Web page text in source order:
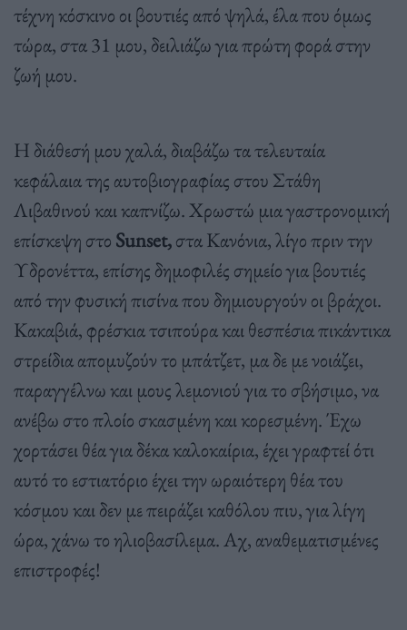
τέχνη κόσκινο οι βουτιές από ψηλά, έλα που όμως
τώρα, στα 31 μου, δειλιάζω για πρώτη φορά στην
ζωή μου.
Η διάθεσή μου χαλά, διαβάζω τα τελευταία
κεφάλαια της αυτοβιογραφίας στου Στάθη
Λιβαθινού και καπνίζω. Χρωστώ μια γαστρονομική
επίσκεψη στο Sunset,στα Κανόνια, λίγο πριν την
Υδρονέττα, επίσης δημοφιλές σημείο για βουτιές
από την φυσική πισίνα που δημιουργούν οι βράχοι.
Κακαβιά, φρέσκια τσιπούρα και θεσπέσια πικάντικα
στρείδια απομυζούν το μπάτζετ, μα δε με νοιάζει,
παραγγέλνω και μους λεμονιού για το σβήσιμο, να
ανέβω στο πλοίο σκασμένη και κορεσμένη. Έχω
χορτάσει θέα για δέκα καλοκαίρια, έχει γραφτεί ότι
αυτό το εστιατόριο έχει την ωραιότερη θέα του
κόσμου και δεν με πειράζει καθόλου πιυ, για λίγη
ώρα, χάνω το ηλιοβασίλεμα. Αχ, αναθεματισμένες
επιστροφές!